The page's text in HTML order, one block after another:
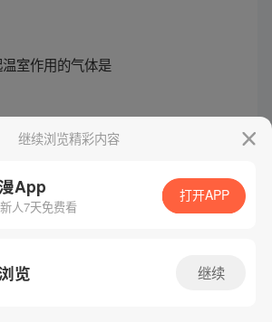
室作用的气体是
术表演
继续浏览精彩内容
App
人7天免费看
打开APP
览 继续
/许可证号：粤B2-20090059-5
- 2026 Tencent. All Rights Reserved